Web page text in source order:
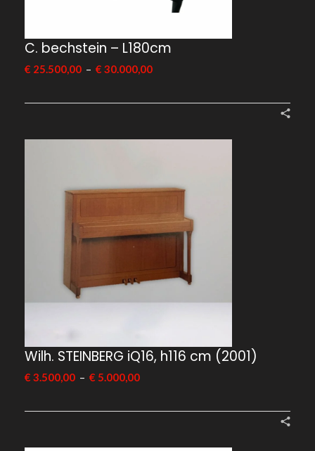
C. bechstein – L180cm
€ 25.500,00 – € 30.000,00
Wilh. STEINBERG iQ16, h116 cm (2001)
€ 3.500,00 – € 5.000,00